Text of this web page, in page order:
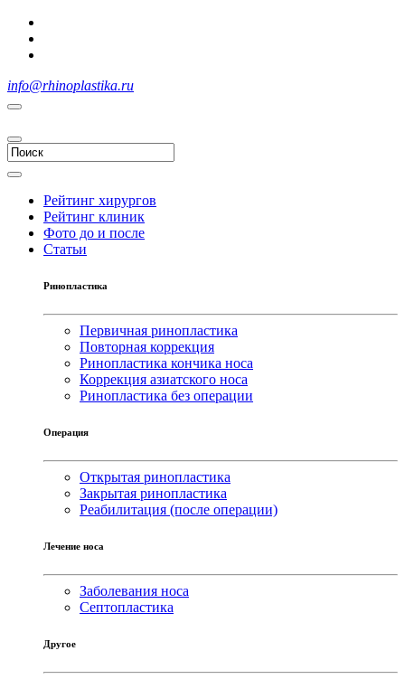
info@rhinoplastika.ru
Рейтинг хирургов
Рейтинг клиник
Фото до и после
Статьи
Ринопластика
Первичная ринопластика
Повторная коррекция
Ринопластика кончика носа
Коррекция азиатского носа
Ринопластика без операции
Операция
Открытая ринопластика
Закрытая ринопластика
Реабилитация (после операции)
Лечение носа
Заболевания носа
Септопластика
Другое